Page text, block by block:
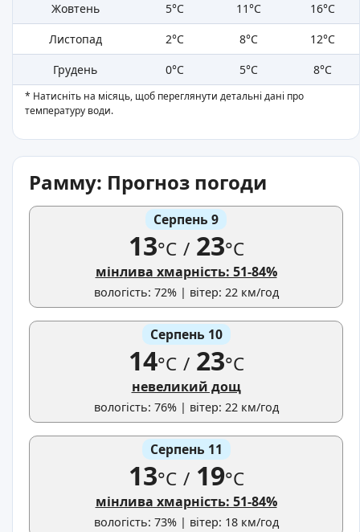
Жовтень
5°C 11°C
16°C
Листопад
2°C 8°C
12°C
Грудень
0°C 5°C 8°C
* Натисніть на місяць, щоб переглянути детальні дані про
температуру води.
Рамму: Прогноз погоди
Серпень 9
13°C /23°C
мінлива хмарність: 51-84%
вологість: 72% | вітер: 22 км/год
Серпень 10
14°C /23°C
невеликий дощ
вологість: 76% | вітер: 22 км/год
Серпень 11
13°C /19°C
мінлива хмарність: 51-84%
вологість: 73% | вітер: 18 км/год